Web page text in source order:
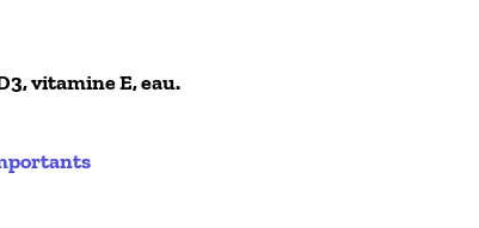
vitamine E, eau.